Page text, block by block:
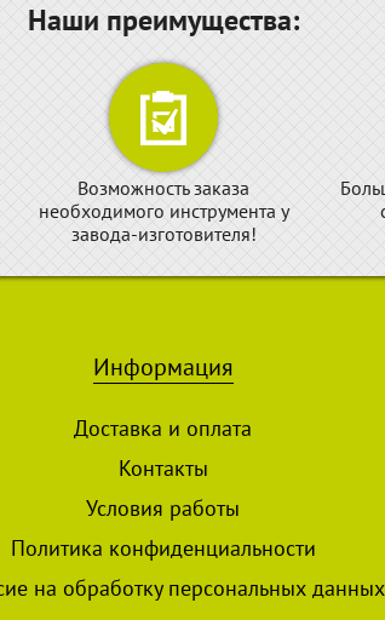
Наши преимущества:
Возможность заказа
необходимого инструмента у
завода-изготовителя!
Информация
Доставка и оплата
Контакты
Условия работы
Политика конфиденциальности
на обработку персональных данных